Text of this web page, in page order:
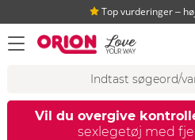
Top vurderinger ‒
åbn menu
Vil du overgive
sexlegetøj med